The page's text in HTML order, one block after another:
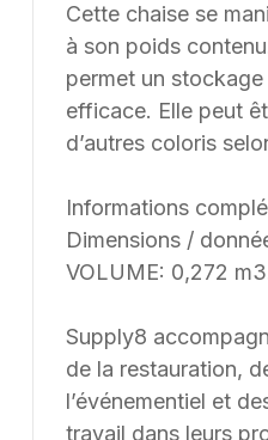
Cette chaise se
à son poids
permet un
efficace. Elle peut
d’autres coloris
Informations
Dimensions /
VOLUME: 0,272
Supply8
de la restauration,
l’événementiel et
travail dans leurs